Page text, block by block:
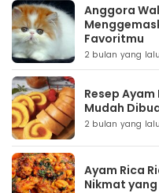
Anggora
Favoritmu
2 bulan yang lalu
Resep
Mudah
2 bulan yang lalu
Ayam Rica
Nikmat